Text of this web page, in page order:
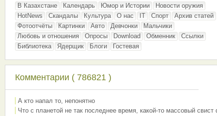
В Казахстане
Календарь Юмор и Истории
Новости оружия
HotNews
Скандалы Культура О нас IT Спорт
Архив статей
Фотоотчёты
Картинки Авто Девчонки
Мальчики
Любовь и отношения
Опросы Download Обменник
Ссылки
Библиотека
Ядерщик Блоги Гостевая
Комментарии ( 786821 )
А кто напал то, непонятно
Что с планетой не так последнее время, какой-то массовый свист